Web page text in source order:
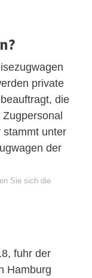
private
die
stammt unter
der
Sie sich die
fuhr der
Hamburg